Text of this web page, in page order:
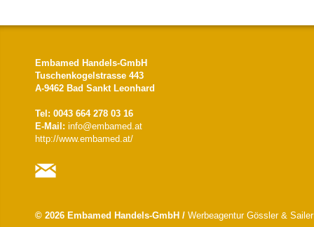
Embamed Handels-GmbH
Tuschenkogelstrasse 443
A-9462 Bad Sankt Leonhard
Tel: 0043 664 278 03 16
E-Mail: info@embamed.at
http://www.embamed.at/
© 2026 Embamed Handels-GmbH / Werbeagentur Gössler & Sailer